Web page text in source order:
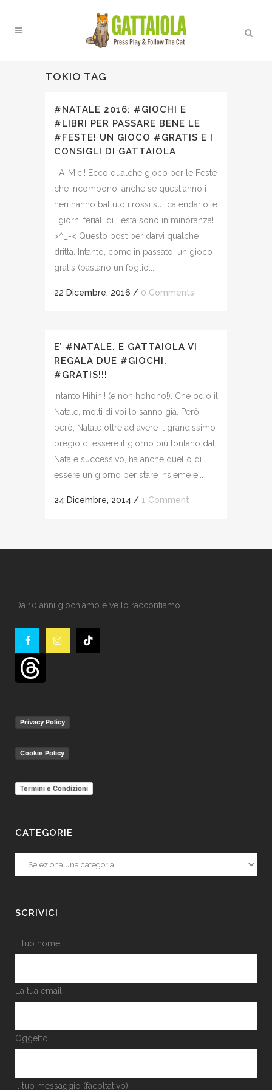
TOKIO TAG
#NATALE 2016: #GIOCHI E
#LIBRI PER PASSARE BENE LE
#FESTE! UN GIOCO #GRATIS E I
CONSIGLI DI GATTAIOLA
A-Mici! Ecco qualche gioco per le Feste
che incombono, anche se quest'anno i
neri hanno battuto i rossi sul calendario, e
i giorni feriali di Festa sono in minoranza!
>^_-< Questo post per darvi qualche
dritta. Intanto, come in passato, un gioco
gratis (bastano un foglio...
22 Dicembre, 2016 / 0 Comments
E’ #NATALE. E GATTAIOLA VI
REGALA DUE #GIOCHI.
#GRATIS!!!
Intanto Hihihi! (e non hohoho!). Che odio il
Natale, molti di voi lo sanno già. Però,
però, Natale oltre ad avere il grandissimo
pregio di essere il giorno più lontano dal
Natale successivo, ha anche quello di
essere un giorno per stare insieme e...
24 Dicembre, 2014 / 1 Comment
Da 10 anni giochiamo e ve lo raccontiamo.
Privacy Policy
Cookie Policy
Termini e Condizioni
CATEGORIE
Categorie
SCRIVICI
Il tuo nome
La tua email
Oggetto
Il tuo messaggio (facoltativo)